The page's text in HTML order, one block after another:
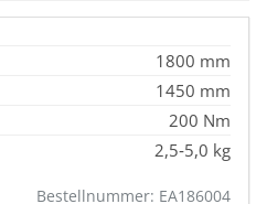
1800 mm
1450 mm
200 Nm
2,5‑5,0 kg
Bestellnummer: EA186004